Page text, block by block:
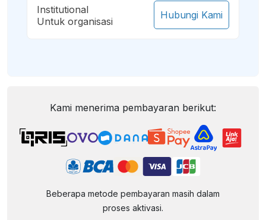
Institutional
Untuk organisasi
Hubungi Kami
Kami menerima pembayaran berikut:
Beberapa metode pembayaran masih dalam
proses aktivasi.